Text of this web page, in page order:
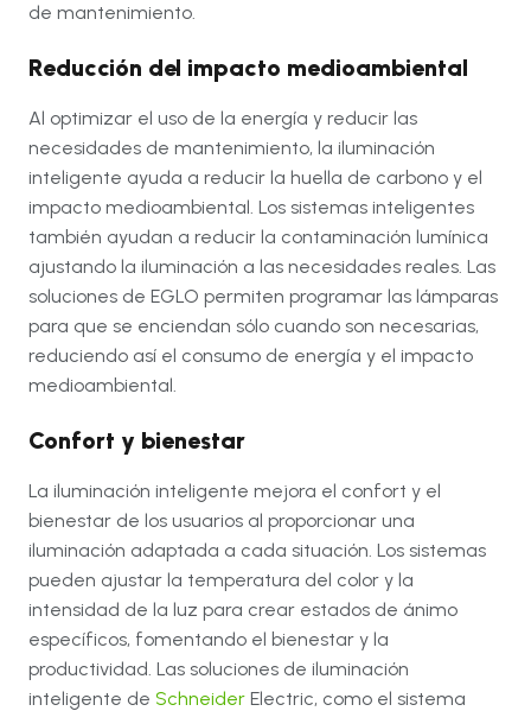
de mantenimiento.
Reducción del impacto medioambiental
Al optimizar el uso de la energía y reducir las
necesidades de mantenimiento, la iluminación
inteligente ayuda a reducir la huella de carbono y el
impacto medioambiental. Los sistemas inteligentes
también ayudan a reducir la contaminación lumínica
ajustando la iluminación a las necesidades reales. Las
soluciones de EGLO permiten programar las lámparas
para que se enciendan sólo cuando son necesarias,
reduciendo así el consumo de energía y el impacto
medioambiental.
Confort y bienestar
La iluminación inteligente mejora el confort y el
bienestar de los usuarios al proporcionar una
iluminación adaptada a cada situación. Los sistemas
pueden ajustar la temperatura del color y la
intensidad de la luz para crear estados de ánimo
específicos, fomentando el bienestar y la
productividad. Las soluciones de iluminación
inteligente de Schneider Electric, como el sistema